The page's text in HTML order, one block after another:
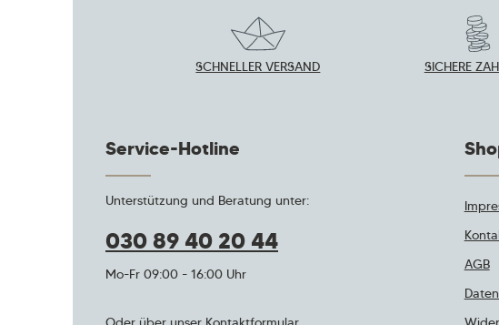
Kenntnis genommen und die
mit ihnen einverstanden.
Um weiterzugehen, gebe die oben
Zeichen ein*
SCHNELLER VERSAND SICHERE
Service-Hotline
Unterstützung und Beratung unter:
030 89 40 20 44
Mo-Fr 09:00 - 16:00 Uhr
AGB